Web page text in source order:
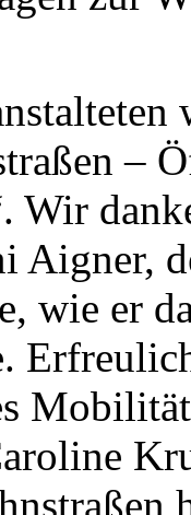
–
Wir
Aigner,
wie er